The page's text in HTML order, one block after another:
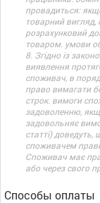
провадиться:
товарний вигляд,
розрахунковий
товаром. умови
8. Згідно із
виявлення
споживач, в
право вимагати
строк. вимоги
задоволенню,
задовольняє
статті)
споживачем
Споживач має
або через свого
Способы оплаты